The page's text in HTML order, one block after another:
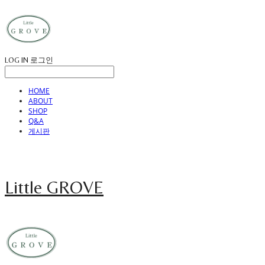
LOG IN 로그인
HOME
ABOUT
SHOP
Q&A
게시판
Little GROVE